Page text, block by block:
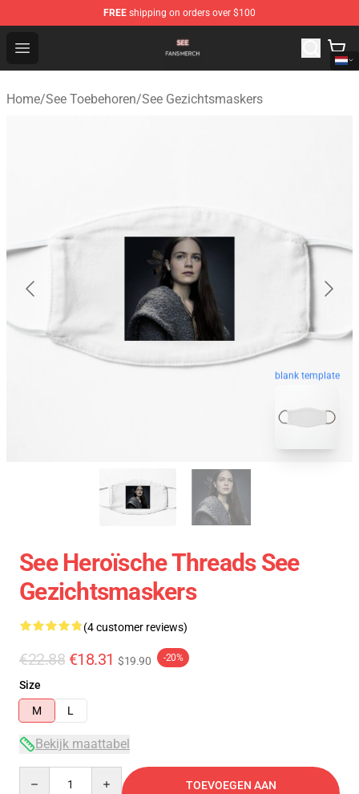
FREE shipping on orders over $100
Open menu
See Shop - Official See Merchandise Store
Home/See Toebehoren/See Gezichtsmaskers
blank template
See Heroïsche Threads See
Gezichtsmaskers
(4 customer reviews)
€22.88 €18.31 $19.90 -20%
Size
M
L
Bekijk maattabel
TOEVOEGEN AAN